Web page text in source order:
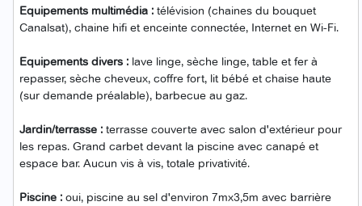
Equipements multimédia : télévision (chaines du bouquet
Canalsat), chaine hifi et enceinte connectée, Internet en Wi-Fi.
Equipements divers : lave linge, sèche linge, table et fer à
repasser, sèche cheveux, coffre fort, lit bébé et chaise haute
(sur demande préalable), barbecue au gaz.
Jardin/terrasse : terrasse couverte avec salon d'extérieur pour
les repas. Grand carbet devant la piscine avec canapé et
espace bar. Aucun vis à vis, totale privativité.
Piscine : oui, piscine au sel d'environ 7mx3,5m avec barrière